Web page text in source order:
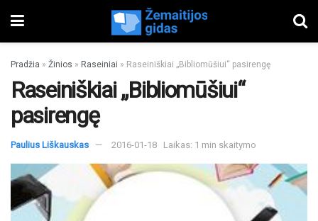
Pradžia » Žinios » Raseiniai » Raseiniškiai „Bibliomūšiui“ pasirengę
Raseiniškiai „Bibliomūšiui“
pasirengę
Paulius Liškauskas 2016-01-18 Laikas: 1 min skaitymo